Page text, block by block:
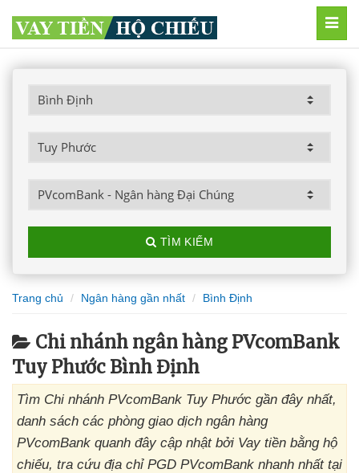
TÌM KIẾM
Trang chủ Ngân hàng gần nhất Bình Định
Chi nhánh ngân hàng PVcomBank
Tuy Phước Bình Định
Tìm Chi nhánh PVcomBank Tuy Phước gần đây nhất,
danh sách các phòng giao dịch ngân hàng
PVcomBank quanh đây cập nhật bởi Vay tiền bằng hộ
chiếu, tra cứu địa chỉ PGD PVcomBank nhanh nhất tại